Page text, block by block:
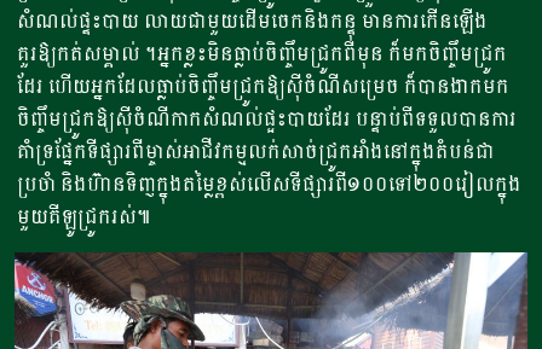
សំណល់ផ្ទះបាយ លាយជាមួយដើមចេកនិងកន្ទុ មានការកើនឡើង
គួរឱ្យកត់សម្គាល់ ។អ្នកខ្លះមិនធ្លាប់ចិញ្ចឹមជ្រូកពីមុន ក៏មកចិញ្ចឹមជ្រូក
ដែរ ហើយអ្នកដែលធ្លាប់ចិញ្ចឹមជ្រូកឱ្យស៊ីចំណីសម្រេច ក៏បានងាកមក
ចិញ្ចឹមជ្រូកឱ្យស៊ីចំណីកាកសំណល់ផ្អះបាយដែរ បន្ទាប់ពីទទួលបានការ
គាំទ្រផ្នែកទីផ្សារពីម្ចាស់អាជីវកម្មលក់សាច់ជ្រូកអាំងនៅក្នុងតំបន់ជា
ប្រចាំ និងហ៊ានទិញក្នុងតម្លៃខ្ពស់លើសទីផ្សារពី១០០ទៅ២០០រៀលក្នុង
មួយគីឡូជ្រូករស់៕